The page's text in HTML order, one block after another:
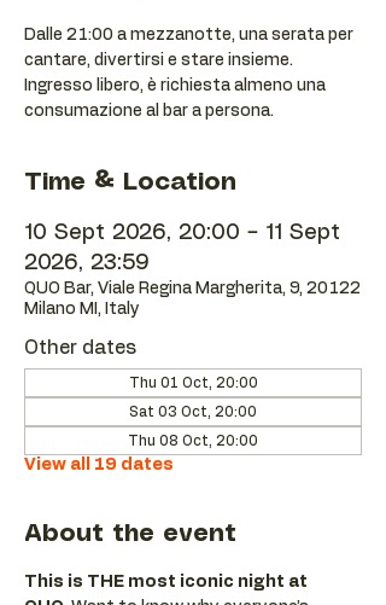
Dalle 21:00 a mezzanotte, una serata per
cantare, divertirsi e stare insieme.
Ingresso libero, è richiesta almeno una
consumazione al bar a persona.
Time & Location
10 Sept 2026, 20:00 – 11 Sept
2026, 23:59
QUO Bar, Viale Regina Margherita, 9, 20122
Milano MI, Italy
Other dates
Thu 01 Oct, 20:00
Sat 03 Oct, 20:00
Thu 08 Oct, 20:00
View all 19 dates
About the event
This is THE most iconic night at